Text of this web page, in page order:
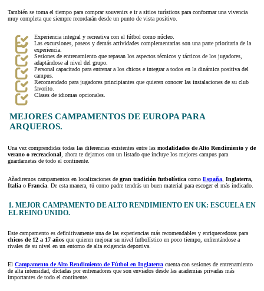
También se toma el tiempo para comprar souvenirs e ir a sitios turísticos para conformar una vivencia
muy completa que siempre recordarán desde un punto de vista positivo.
Experiencia integral y recreativa con el fútbol como núcleo.
Las excursiones, paseos y demás actividades complementarias son una parte prioritaria de la
experiencia.
Sesiones de entrenamiento que repasan los aspectos técnicos y tácticos de los jugadores,
adaptándose al nivel del grupo.
Personal capacitado para entrenar a los chicos e integrar a todos en la dinámica positiva del
campus.
Recomendado para jugadores principiantes que quieren conocer las instalaciones de su club
favorito.
Clases de idiomas opcionales.
MEJORES CAMPAMENTOS DE EUROPA PARA
ARQUEROS.
Una vez comprendidas todas las diferencias existentes entre las modalidades de Alto Rendimiento y de
verano o recreacional, ahora te dejamos con un listado que incluye los mejores campus para
guardametas de todo el continente.
Añadiremos campamentos en localizaciones de gran tradición futbolística como España, Inglaterra,
Italia o Francia. De esta manera, tú como padre tendrás un buen material para escoger el más indicado.
1. MEJOR CAMPAMENTO DE ALTO RENDIMIENTO EN UK: ESCUELA EN
EL REINO UNIDO.
Este campamento es definitivamente una de las experiencias más recomendables y enriquecedoras para
chicos de 12 a 17 años que quieren mejorar su nivel futbolístico en poco tiempo, enfrentándose a
rivales de su nivel en un entorno de alta exigencia deportiva.
El Campamento de Alto Rendimiento de Fútbol en Inglaterra cuenta con sesiones de entrenamiento
de alta intensidad, dictadas por entrenadores que son enviados desde las academias privadas más
importantes de todo el continente.